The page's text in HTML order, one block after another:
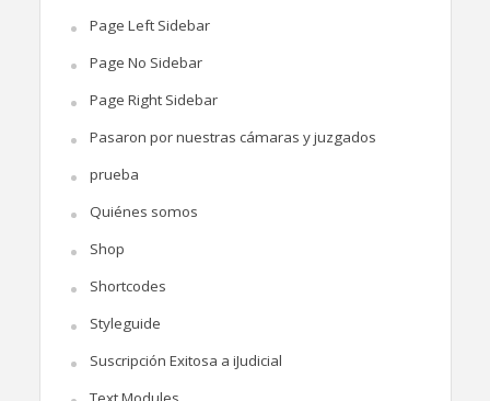
Page Left Sidebar
Page No Sidebar
Page Right Sidebar
Pasaron por nuestras cámaras y juzgados
prueba
Quiénes somos
Shop
Shortcodes
Styleguide
Suscripción Exitosa a iJudicial